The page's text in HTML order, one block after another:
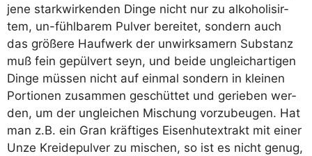
jene stark­wir­ken­den Din­ge nicht nur zu alko­ho­li­sir­
tem, un-fühl­ba­rem Pul­ver berei­tet, son­dern auch
das grö­ße­re Hauf­werk der unwirk­sa­mern Sub­stanz
muß fein gepül­vert seyn, und bei­de ungleich­ar­ti­gen
Din­ge müs­sen nicht auf ein­mal son­dern in klei­nen
Por­tio­nen zusam­men geschüt­tet und gerie­ben wer­
den, um der unglei­chen Mischung vor­zu­beu­gen. Hat
man z.B. ein Gran kräf­ti­ges Eisen­hut­ex­trakt mit einer
Unze Krei­de­pul­ver zu mischen, so ist es nicht genug,